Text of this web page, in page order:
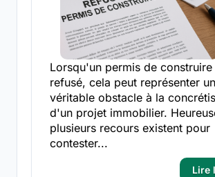
Lorsqu'un permis de construire
refusé, cela peut représenter un
véritable obstacle à la
d'un projet immobilier.
plusieurs recours existent pour
contester...
Lire